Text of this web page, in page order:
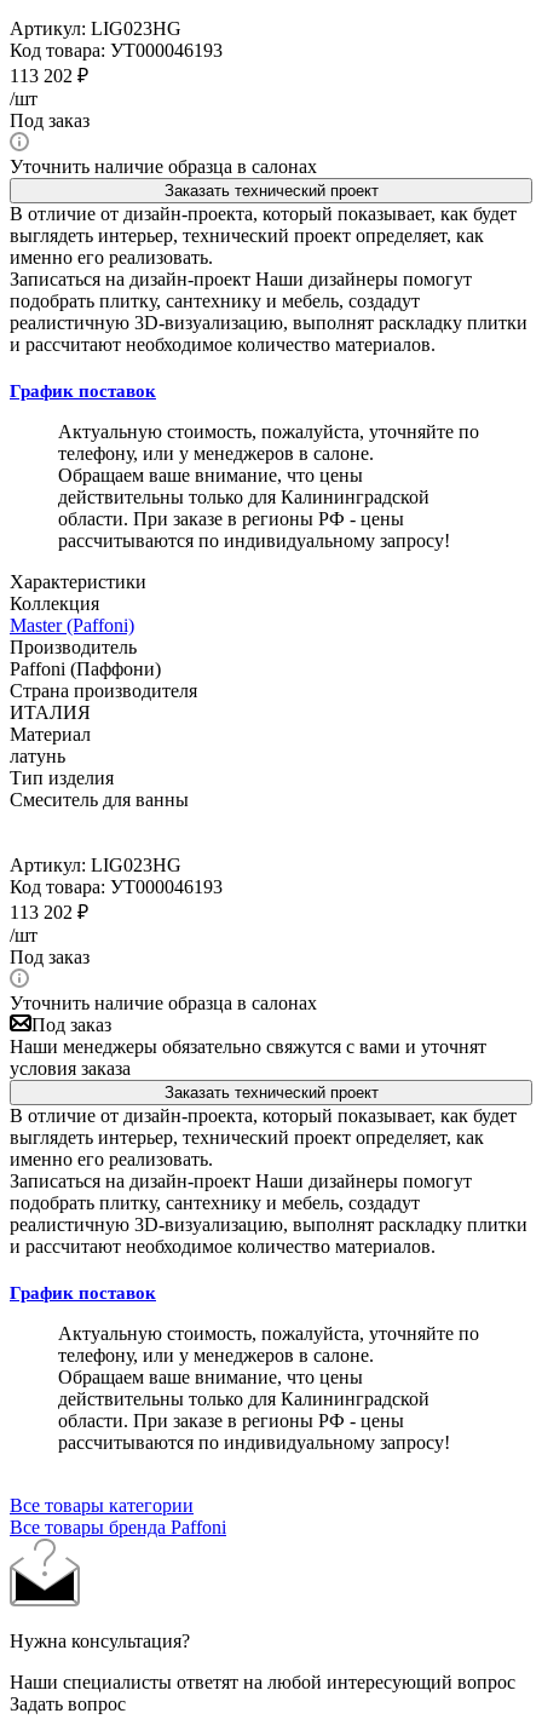
Артикул: LIG023HG
Код товара: УТ000046193
113 202 ₽
/шт
Под заказ
Уточнить наличие образца в салонах
Заказать технический проект
В отличие от дизайн-проекта, который показывает, как будет
выглядеть интерьер, технический проект определяет, как
именно его реализовать.
Записаться на дизайн-проект Наши дизайнеры помогут
подобрать плитку, сантехнику и мебель, создадут
реалистичную 3D-визуализацию, выполнят раскладку плитки
и рассчитают необходимое количество материалов.
График поставок
Актуальную стоимость, пожалуйста, уточняйте по
телефону, или у менеджеров в салоне.
Обращаем ваше внимание, что цены
действительны только для Калининградской
области. При заказе в регионы РФ - цены
рассчитываются по индивидуальному запросу!
Характеристики
Коллекция
Master (Paffoni)
Производитель
Paffoni (Паффони)
Страна производителя
ИТАЛИЯ
Материал
латунь
Тип изделия
Смеситель для ванны
Артикул: LIG023HG
Код товара: УТ000046193
113 202 ₽
/шт
Под заказ
Уточнить наличие образца в салонах
Под заказ
Наши менеджеры обязательно свяжутся с вами и уточнят
условия заказа
Заказать технический проект
В отличие от дизайн-проекта, который показывает, как будет
выглядеть интерьер, технический проект определяет, как
именно его реализовать.
Записаться на дизайн-проект Наши дизайнеры помогут
подобрать плитку, сантехнику и мебель, создадут
реалистичную 3D-визуализацию, выполнят раскладку плитки
и рассчитают необходимое количество материалов.
График поставок
Актуальную стоимость, пожалуйста, уточняйте по
телефону, или у менеджеров в салоне.
Обращаем ваше внимание, что цены
действительны только для Калининградской
области. При заказе в регионы РФ - цены
рассчитываются по индивидуальному запросу!
Все товары категории
Все товары бренда Paffoni
Нужна консультация?
Наши специалисты ответят на любой интересующий вопрос
Задать вопрос